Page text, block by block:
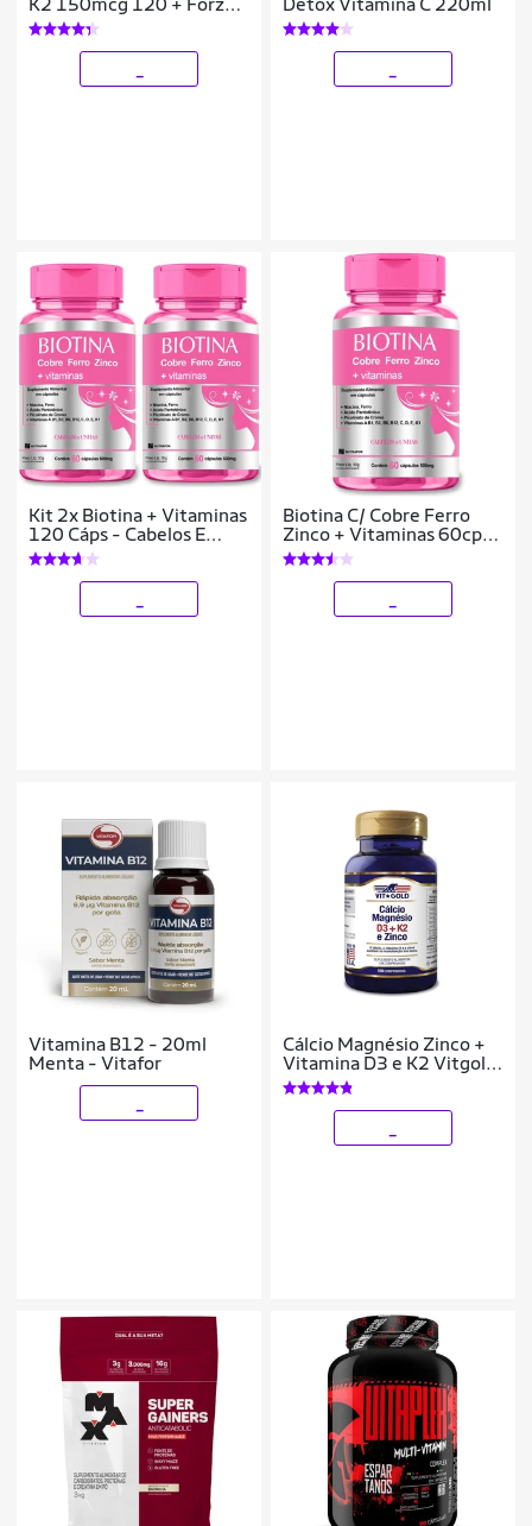
Multivitamínico
Kit 2x Biotina + Vitaminas
120 Cáps - Cabelos E
Unhas
Biotina C/ Cobre Ferro
Zinco + Vitaminas 60cp-
Cabelos Unhas
Vitamina B12 - 20ml
Menta - Vitafor
Cálcio Magnésio Zinco +
Vitamina D3 e K2 Vitgold
100 Compr.